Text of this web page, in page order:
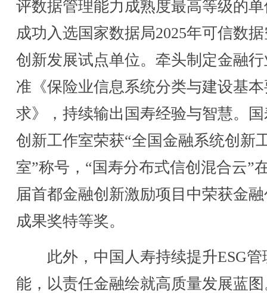
评数据管理能力成熟度最高等级的
成功入选国家数据局2025年可信数
创新发展试点单位。牵头制定金融
准《保险业信息系统分类与建设基
求》，持续输出国寿经验与智慧。
创新工作室荣获“全国金融系统创新
室”称号，“国寿分布式信创混合云”
届首都金融创新激励项目中荣获金
成果奖特等奖。
此外，中国人寿持续提升ESG管
能，以责任金融绘就高质量发展蓝图